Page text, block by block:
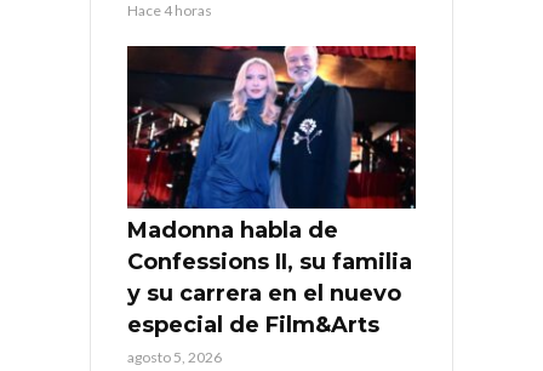
Hace 4 horas
Madonna habla de
Confessions II, su familia
y su carrera en el nuevo
especial de Film&Arts
agosto 5, 2026